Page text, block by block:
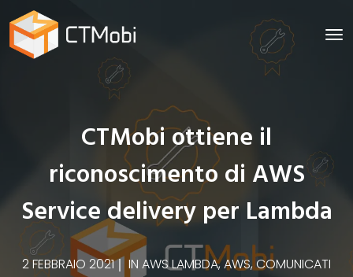
CTMobi ottiene il
riconoscimento di AWS
Service delivery per Lambda
2 FEBBRAIO 2021 IN AWS LAMBDA,AWS,COMUNICATI